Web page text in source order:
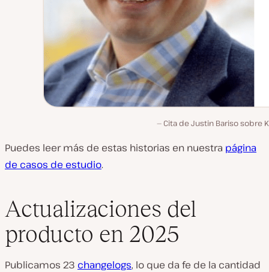
Cita de Justin Bariso sobre
Puedes leer más de estas historias en nuestra página
de casos de estudio.
Actualizaciones del
producto en 2025
Publicamos 23 changelogs, lo que da fe de la cantidad